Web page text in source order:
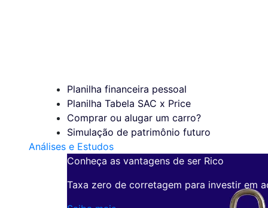
Planilha financeira pessoal
Planilha Tabela SAC x Price
Comprar ou alugar um carro?
Simulação de patrimônio futuro
Análises e Estudos
Conheça as vantagens de ser Rico
Taxa zero de corretagem para investir em